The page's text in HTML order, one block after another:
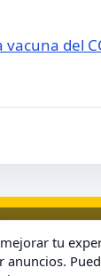
vacuna del
de
tu